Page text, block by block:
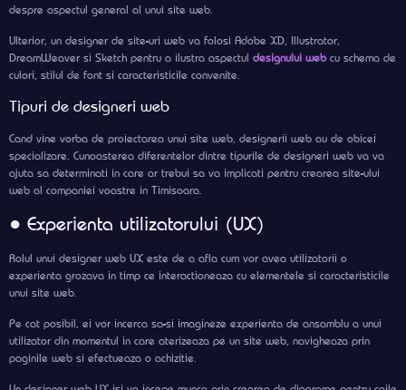
despre aspectul general al unui site web.
Ulterior, un designer de site-uri web va folosi Adobe XD, Illustrator,
DreamWeaver si Sketch pentru a ilustra aspectul designului webcu schema de
culori, stilul de font si caracteristicile convenite.
Tipuri de designeri web
Cand vine vorba de proiectarea unui site web, designerii web au de obicei
specializare. Cunoasterea diferentelor dintre tipurile de designeri web va va
ajuta sa determinati in care ar trebui sa va implicati pentru crearea site-ului
web al companiei voastre in Timisoara.
● Experienta utilizatorului (UX)
Rolul unui designer web UX este de a afla cum vor avea utilizatorii o
experienta grozava in timp ce interactioneaza cu elementele si caracteristicile
unui site web.
Pe cat posibil, ei vor incerca sa-si imagineze experienta de ansamblu a unui
utilizator din momentul in care aterizeaza pe un site web, navigheaza prin
paginile web si efectueaza o achizitie.